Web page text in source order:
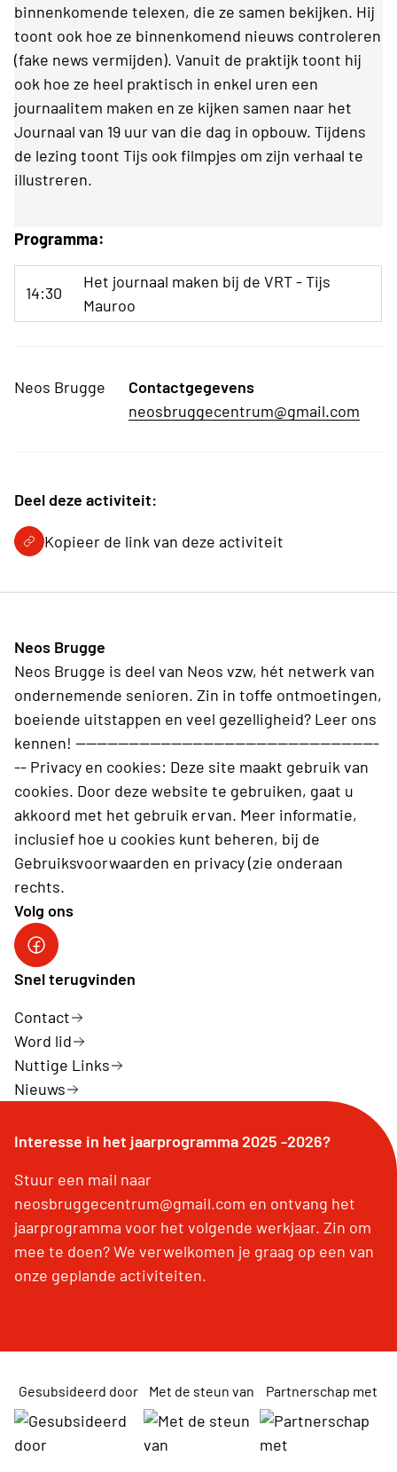
binnenkomende telexen, die ze samen bekijken. Hij
toont ook hoe ze binnenkomend nieuws controleren
(fake news vermijden). Vanuit de praktijk toont hij
ook hoe ze heel praktisch in enkel uren een
journaalitem maken en ze kijken samen naar het
Journaal van 19 uur van die dag in opbouw. Tijdens
de lezing toont Tijs ook filmpjes om zijn verhaal te
illustreren.
Programma:
14:30
Het journaal maken bij de VRT - Tijs
Mauroo
Neos Brugge
Contactgegevens
neosbruggecentrum@gmail.com
Deel deze activiteit:
Kopieer de link van deze activiteit
Neos Brugge
Neos Brugge is deel van Neos vzw, hét netwerk van
ondernemende senioren. Zin in toffe ontmoetingen,
boeiende uitstappen en veel gezelligheid? Leer ons
kennen! ---------------------------------------------------------
-- Privacy en cookies: Deze site maakt gebruik van
cookies. Door deze website te gebruiken, gaat u
akkoord met het gebruik ervan. Meer informatie,
inclusief hoe u cookies kunt beheren, bij de
Gebruiksvoorwaarden en privacy (zie onderaan
rechts.
Volg ons
Neos Brugge
Snel terugvinden
Contact
Word lid
Nuttige Links
Nieuws
Interesse in het jaarprogramma 2025 -2026?
Stuur een mail naar
neosbruggecentrum@gmail.com en ontvang het
jaarprogramma voor het volgende werkjaar. Zin om
mee te doen? We verwelkomen je graag op een van
onze geplande activiteiten.
Gesubsideerd door Met de steun van Partnerschap met